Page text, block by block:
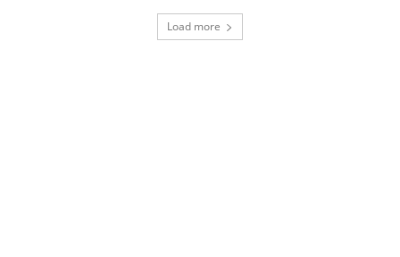
Load more